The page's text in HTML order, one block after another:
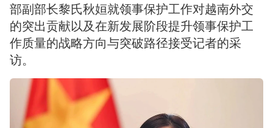
部副部长黎氏秋姮就领事保护工作对越南外交
的突出贡献以及在新发展阶段提升领事保护工
作质量的战略方向与突破路径接受记者的采
访。